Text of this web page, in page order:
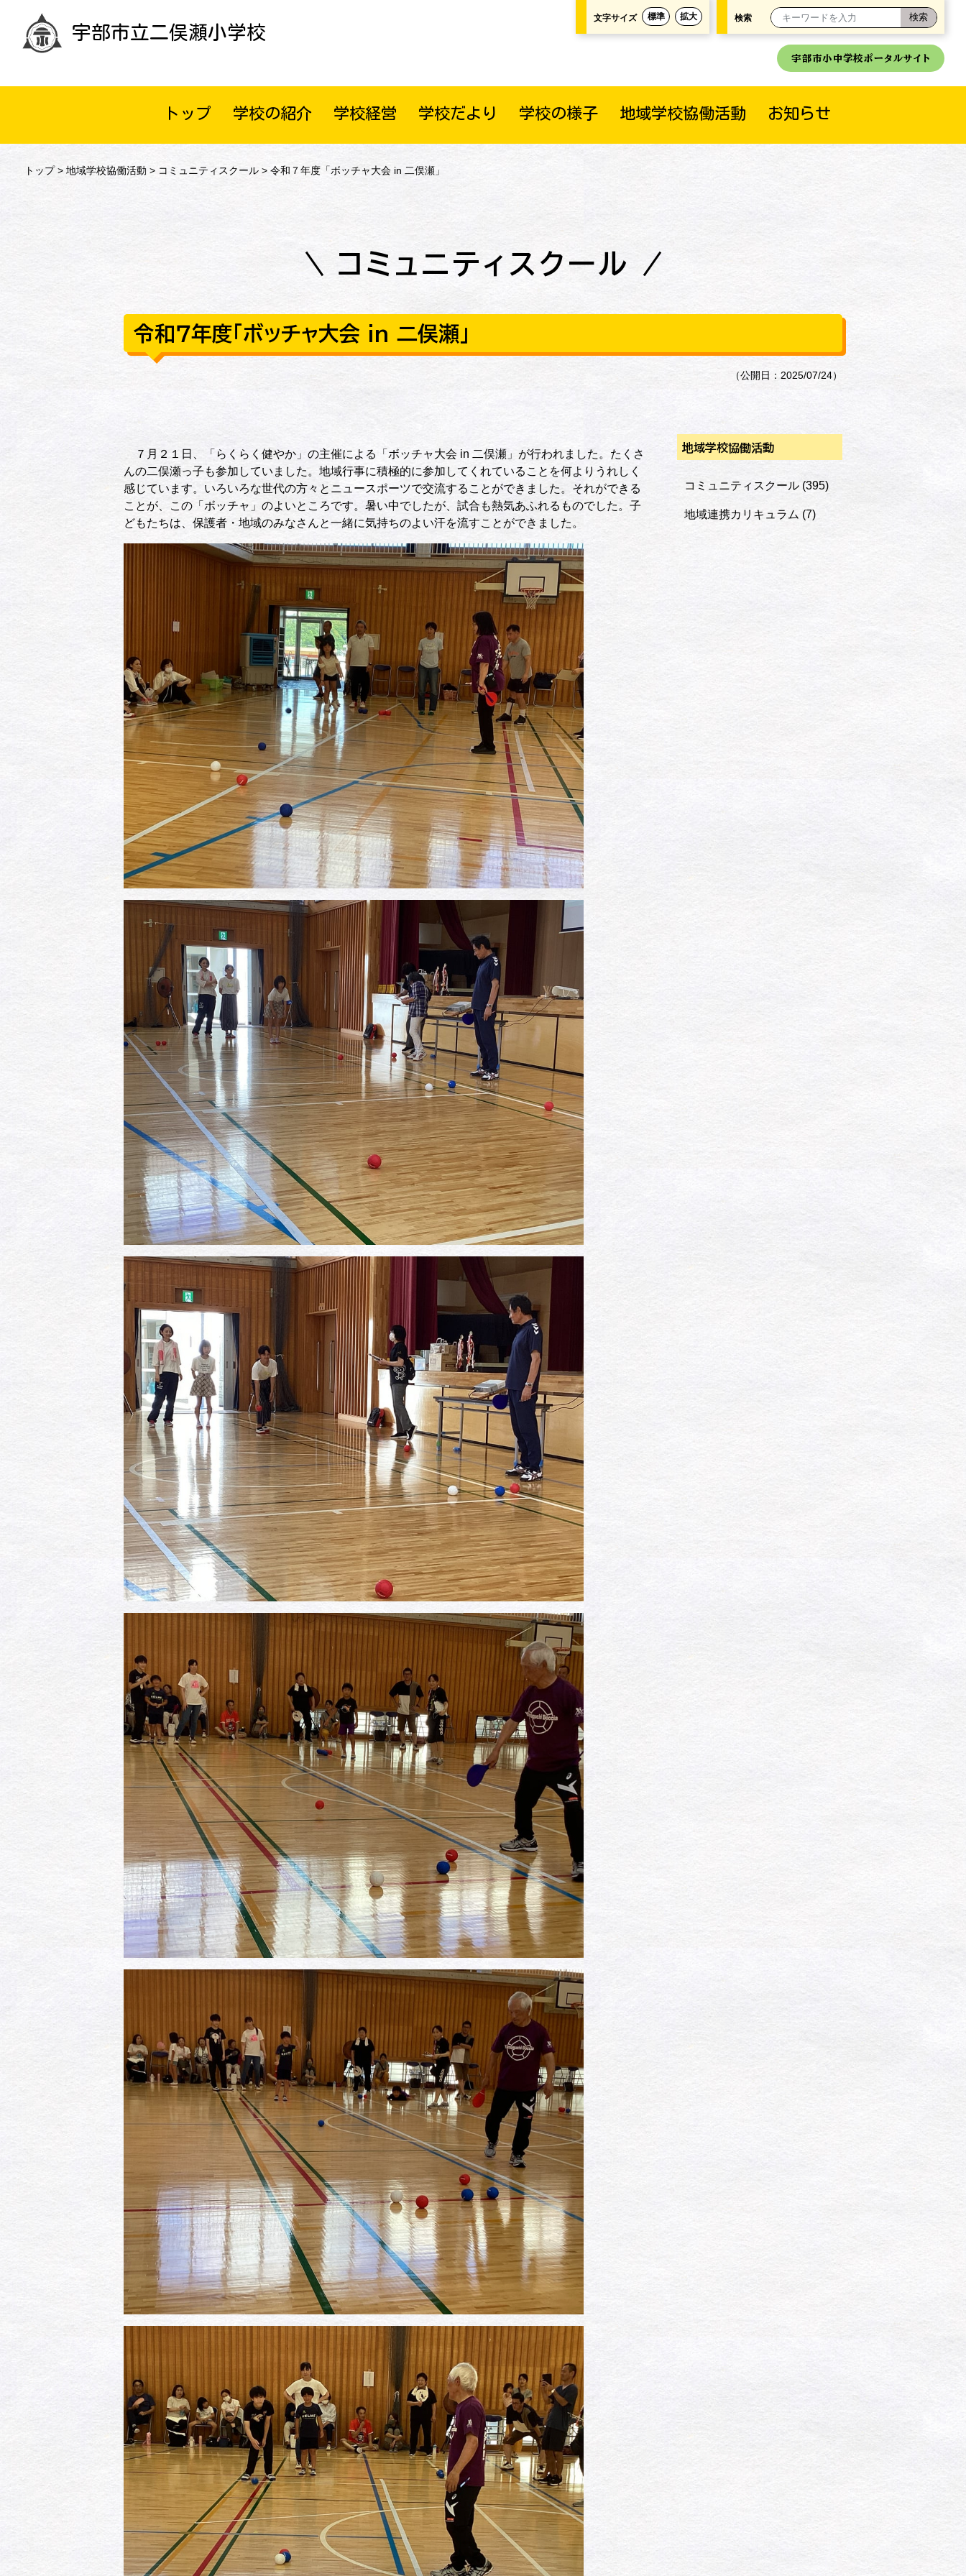
宇部市立二俣瀬小学校
文字サイズ 標準 拡大 検索
宇部市小中学校ポータルサイト
トップ 学校の紹介 学校経営 学校だより 学校の様子 地域学校協働活動 お知らせ
トップ> 地域学校協働活動 > コミュニティスクール> 令和７年度「ボッチャ大会 in 二俣瀬」
コミュニティスクール
令和７年度「ボッチャ大会 in 二俣瀬」
（公開日：2025/07/24）
７月２１日、「らくらく健やか」の主催による「ボッチャ大会 in 二俣瀬」が行われました。たくさ
んの二俣瀬っ子も参加していました。地域行事に積極的に参加してくれていることを何よりうれしく
感じています。いろいろな世代の方々とニュースポーツで交流することができました。それができる
ことが、この「ボッチャ」のよいところです。暑い中でしたが、試合も熱気あふれるものでした。子
どもたちは、保護者・地域のみなさんと一緒に気持ちのよい汗を流すことができました。
地域学校協働活動
コミュニティスクール (395)
地域連携カリキュラム (7)